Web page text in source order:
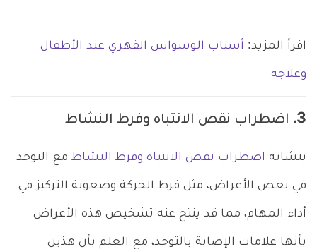
اقرأ المزيد: أسباب الوسواس القهري عند الأطفال
وعلاجه
3. اضطراب نقص الانتباه وفرط النشاط
يتشابه اضطراب نقص الانتباه وفرط النشاط مع التوحد
في بعض الأعراض، مثل فرط الحركة وصعوبة التركيز في
أداء المهام، مما قد ينتج عنه تشخيص هذه الأعراض
بأنها علامات الإصابة بالتوحد، مع العلم بأن هذين